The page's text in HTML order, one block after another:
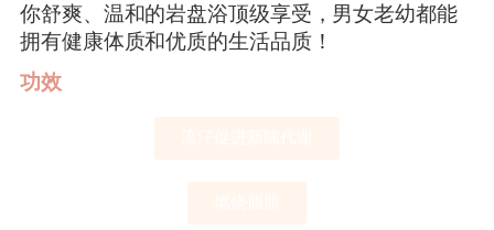
你舒爽、温和的岩盘浴顶级享受，男女老幼都能
拥有健康体质和优质的生活品质！
功效